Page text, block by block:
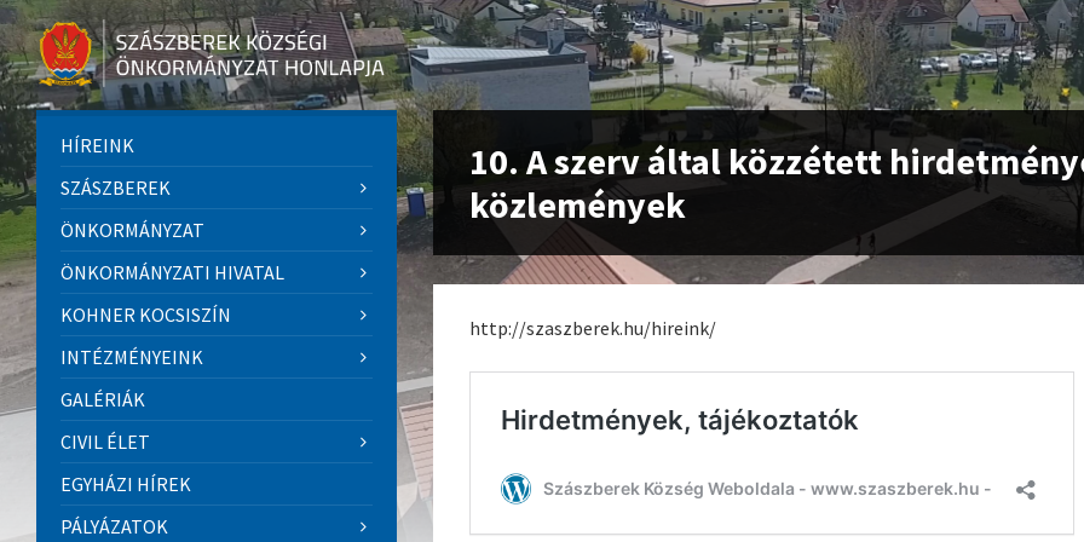
10. A szerv által közzétett
közlemények
http://szaszberek.hu/hireink/
HÍREINK
SZÁSZBEREK
ÖNKORMÁNYZAT
ÖNKORMÁNYZATI HIVATAL
KOHNER KOCSISZÍN
INTÉZMÉNYEINK
GALÉRIÁK
CIVIL ÉLET
EGYHÁZI HÍREK
PÁLYÁZATOK